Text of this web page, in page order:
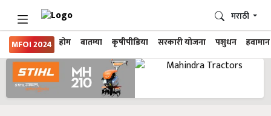
MFOI 2024 होम बातम्या कृषीपीडिया सरकारी योजना पशुधन हवामान
मराठी